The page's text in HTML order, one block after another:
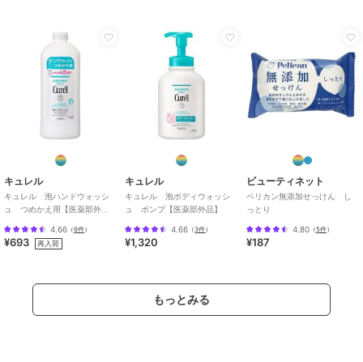
キュレル
キュレル 泡ハンドウォッシ
ュ つめかえ用【医薬部外
4.66 （6件）
¥693 再入荷
キュレル
キュレル 泡ボディウォッシ
ュ ポンプ【医薬部外品】
4.66 （3件）
¥1,320
ビューティネット
ペリカン無添加せっけん し
っとり
4.80（5件）
¥187
もっとみる